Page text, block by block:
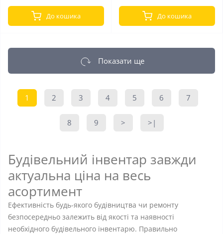
До кошика До кошика
Показати ще
1 2 3 4 5 6 7
8 9 > >|
Будівельний інвентар завжди
актуальна ціна на весь
асортимент
Ефективність будь-якого будівництва чи ремонту
безпосередньо залежить від якості та наявності
необхідного будівельного інвентарю. Правильно